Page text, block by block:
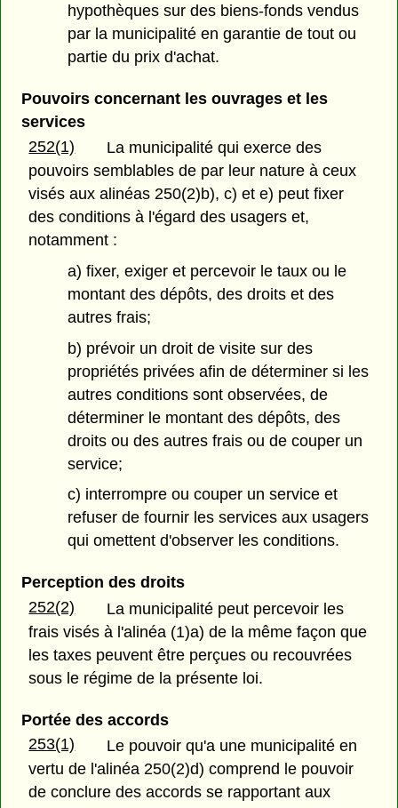
hypothèques sur des biens-fonds vendus
par la municipalité en garantie de tout ou
partie du prix d'achat.
Pouvoirs concernant les ouvrages et les
services
252(1)
La municipalité qui exerce des
pouvoirs semblables de par leur nature à ceux
visés aux alinéas 250(2)b), c) et e) peut fixer
des conditions à l'égard des usagers et,
notamment :
a) fixer, exiger et percevoir le taux ou le
montant des dépôts, des droits et des
autres frais;
b) prévoir un droit de visite sur des
propriétés privées afin de déterminer si les
autres conditions sont observées, de
déterminer le montant des dépôts, des
droits ou des autres frais ou de couper un
service;
c) interrompre ou couper un service et
refuser de fournir les services aux usagers
qui omettent d'observer les conditions.
Perception des droits
252(2)
La municipalité peut percevoir les
frais visés à l'alinéa (1)a) de la même façon que
les taxes peuvent être perçues ou recouvrées
sous le régime de la présente loi.
Portée des accords
253(1)
Le pouvoir qu'a une municipalité en
vertu de l'alinéa 250(2)d) comprend le pouvoir
de conclure des accords se rapportant aux